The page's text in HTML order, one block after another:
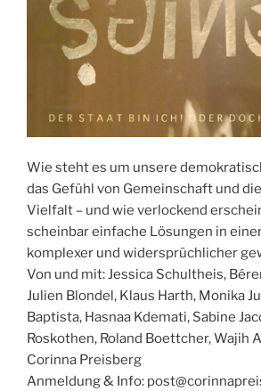
Wie steht es um unsere
das Gefühl von Gemeinschaft und
Vielfalt – und wie verlockend
scheinbar einfache Lösungen in
komplexer und widersprüchlicher
Von und mit: Jessica Schultheis,
Julien Blondel, Klaus Harth, Monika
Baptista, Hasnaa Kdemati, Sabine
Roskothen, Roland Boettcher, Wajih
Corinna Preisberg
Anmeldung & Info: